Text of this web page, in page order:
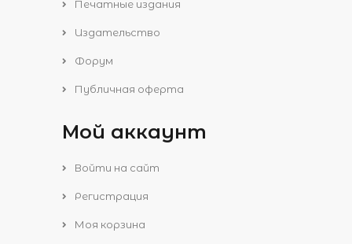
Печатные издания
Издательство
Форум
Публичная оферта
Мой аккаунт
Войти на сайт
Регистрация
Моя корзина